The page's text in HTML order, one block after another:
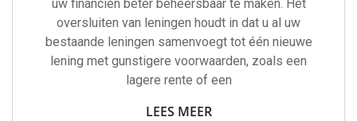
uw financiën beter beheersbaar te maken. Het
oversluiten van leningen houdt in dat u al uw
bestaande leningen samenvoegt tot één nieuwe
lening met gunstigere voorwaarden, zoals een
lagere rente of een
LEES MEER